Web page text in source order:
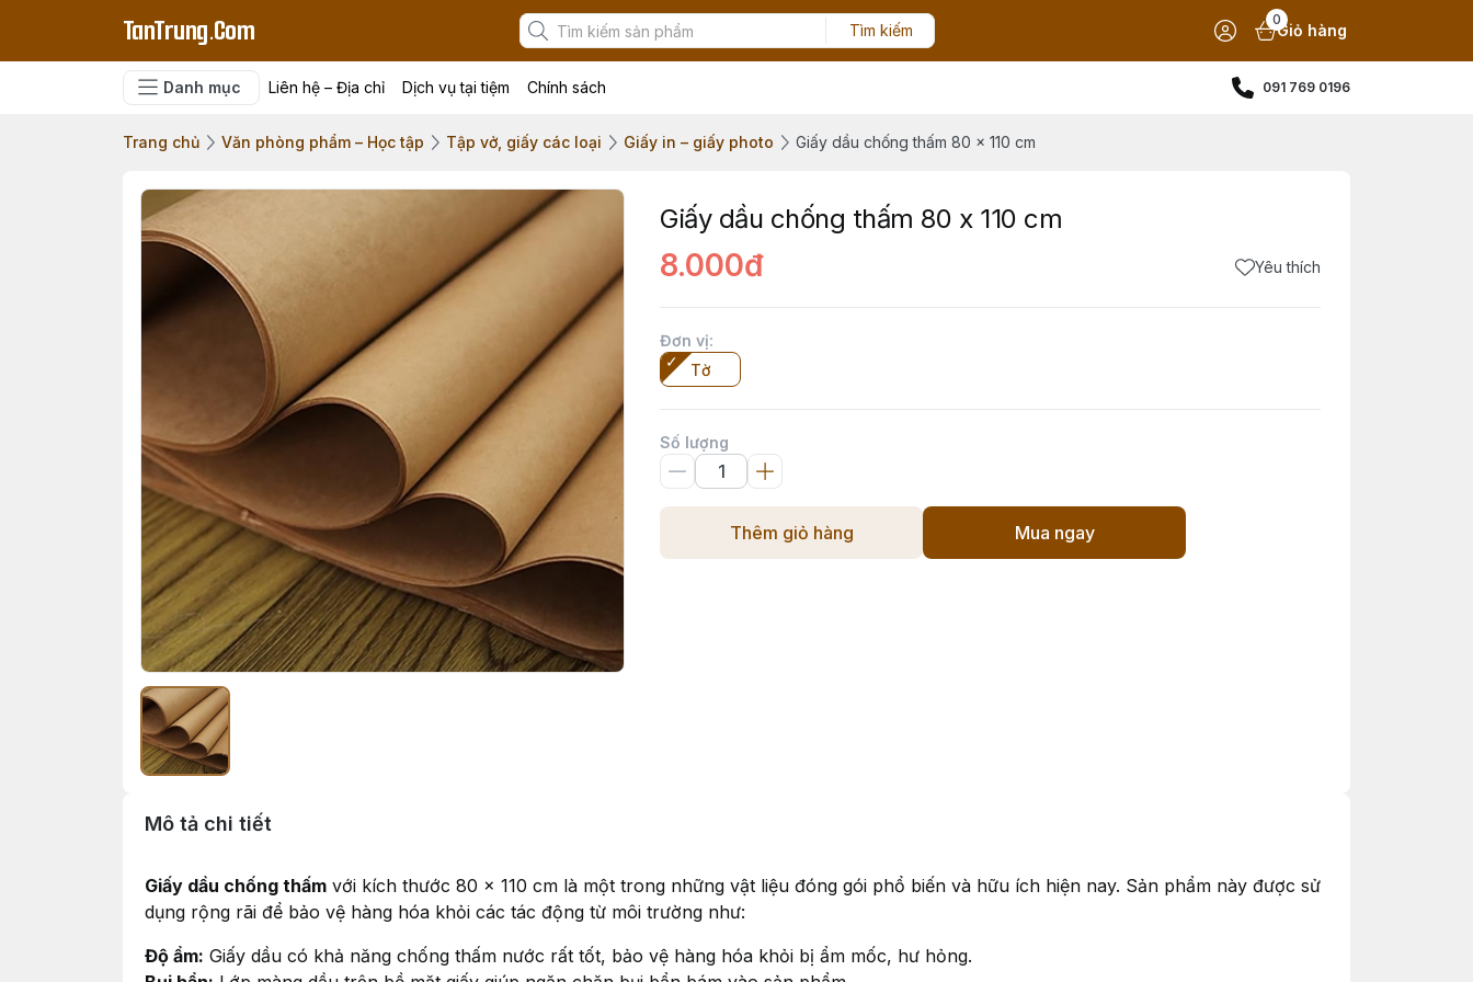
TanTrung.Com Tìm kiếm
0
Giỏ hàng
Danh mục Liên hệ – Địa chỉ Dịch vụ tại tiệm Chính sách 091 769 0196
Trang chủ Văn phòng phẩm – Học tập Tập vở, giấy các loại Giấy in – giấy photo Giấy dầu chống thấm 80 x 110 cm
Giấy dầu chống thấm 80 x 110 cm
8.000đ Yêu thích
Đơn vị:
Tờ
Số lượng
Thêm giỏ hàng Mua ngay
Mô tả chi tiết
Giấy dầu chống thấm với kích thước 80 x 110 cm là một trong những vật liệu đóng gói phổ biến và hữu ích hiện nay. Sản phẩm này được sử
dụng rộng rãi để bảo vệ hàng hóa khỏi các tác động từ môi trường như:
Độ ẩm: Giấy dầu có khả năng chống thấm nước rất tốt, bảo vệ hàng hóa khỏi bị ẩm mốc, hư hỏng.